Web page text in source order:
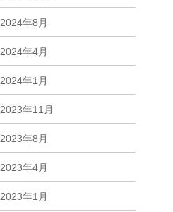
2024年8月
2024年4月
2024年1月
2023年11月
2023年8月
2023年4月
2023年1月